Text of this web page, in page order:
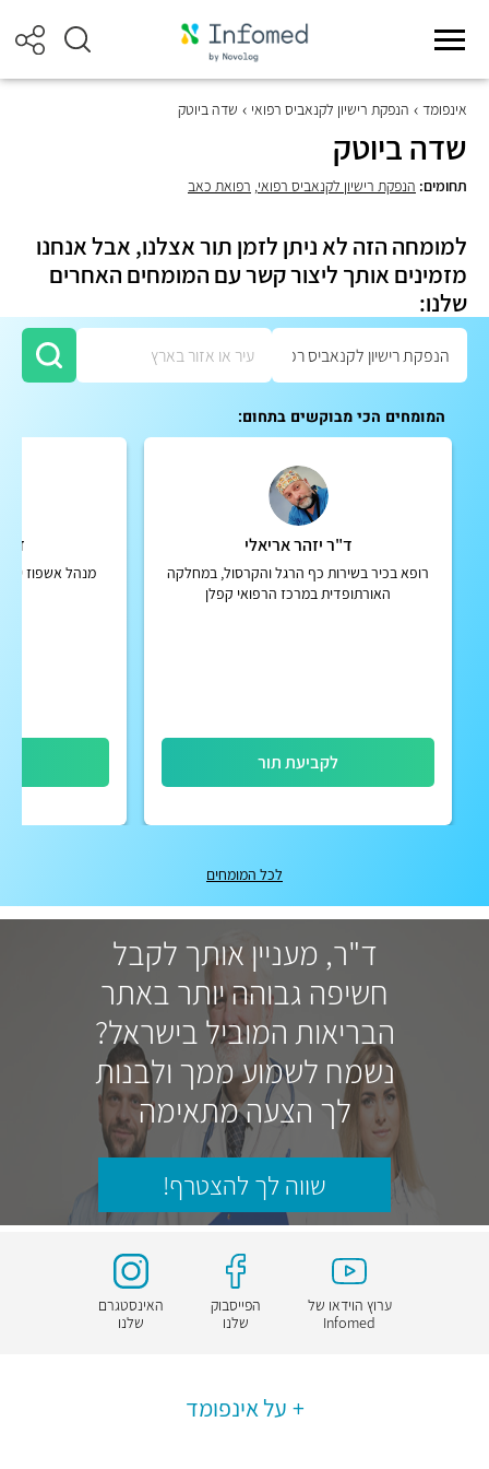
אינפומד הנפקת רישיון לקנאביס רפואי שדה ביוטק
שדה ביוטק
תחומים: הנפקת רישיון לקנאביס רפואי, רפואת כאב
למומחה הזה לא ניתן לזמן תור אצלנו, אבל אנחנו
מזמינים אותך ליצור קשר עם המומחים האחרים
שלנו:
המומחים הכי מבוקשים בתחום:
ד"ר יזהר אריאלי
רופא בכיר בשירות כף הרגל והקרסול, במחלקה
האורתופדית במרכז הרפואי קפלן
לקביעת תור
מנהל אשפוז יום
לכל המומחים
ד"ר, מעניין אותך לקבל
חשיפה גבוהה יותר באתר
הבריאות המוביל בישראל?
נשמח לשמוע ממך ולבנות
לך הצעה מתאימה
שווה לך להצטרף!
ערוץ הוידאו של
Infomed
הפייסבוק
שלנו
האינסטגרם
שלנו
על אינפומד